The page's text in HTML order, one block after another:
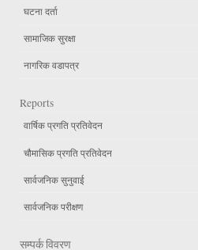
घटना दर्ता
सामाजिक सुरक्षा
नागरिक वडापत्र
Reports
वार्षिक प्रगति प्रतिवेदन
चौमासिक प्रगति प्रतिवेदन
सार्वजनिक सुनुवाई
सार्वजनिक परीक्षण
सम्पर्क विवरण